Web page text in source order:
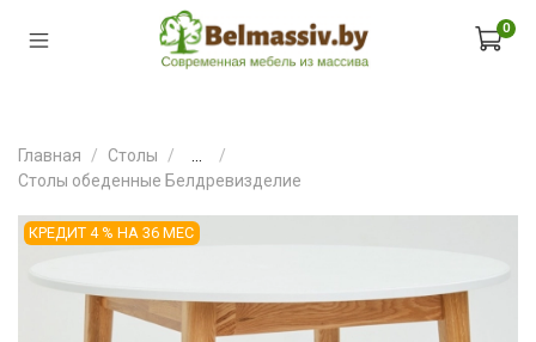
0
Главная Столы
Столы обеденные Белдревизделие
КРЕДИТ 4 % НА 36 МЕС